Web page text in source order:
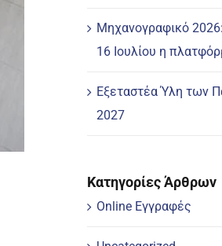
Μηχανογραφικό 2026:
16 Ιουλίου η
Εξεταστέα Ύλη των
2027
Κατηγορίες Άρθρων
Online Εγγραφές